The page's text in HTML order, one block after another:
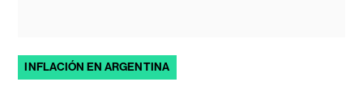
INFLACIÓN EN ARGENTINA